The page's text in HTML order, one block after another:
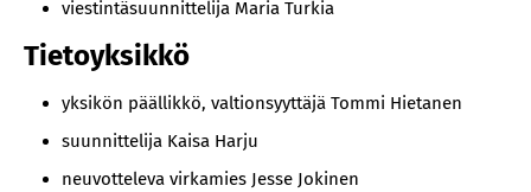
viestintäsuunnittelija Maria Turkia
Tietoyksikkö
yksikön päällikkö, valtionsyyttäjä Tommi Hietanen
suunnittelija Kaisa Harju
neuvotteleva virkamies Jesse Jokinen